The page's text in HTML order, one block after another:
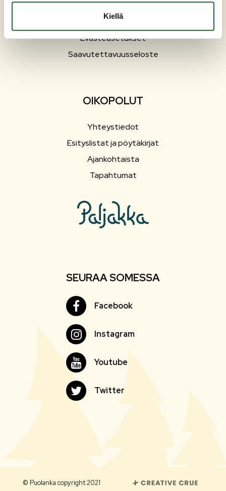
Kiellä
Sosiaali- ja terveyspalvelut
Hallinto
Evästeasetukset
Saavutettavuusseloste
OIKOPOLUT
Yhteystiedot
Esityslistat ja pöytäkirjat
Ajankohtaista
Tapahtumat
SEURAA SOMESSA
FacebookFacebook
InstagramInstagram
YoutubeYoutube
Twitter Twitter
© Puolanka copyright 2021